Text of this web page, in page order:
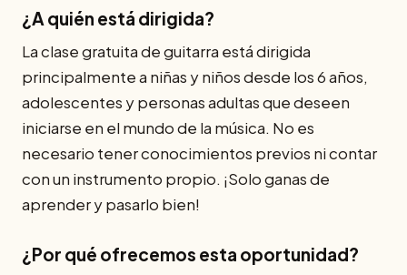
¿A quién está dirigida?
La clase gratuita de guitarra está dirigida
principalmente a niñas y niños desde los 6 años,
adolescentes y personas adultas que deseen
iniciarse en el mundo de la música. No es
necesario tener conocimientos previos ni contar
con un instrumento propio. ¡Solo ganas de
aprender y pasarlo bien!
¿Por qué ofrecemos esta oportunidad?